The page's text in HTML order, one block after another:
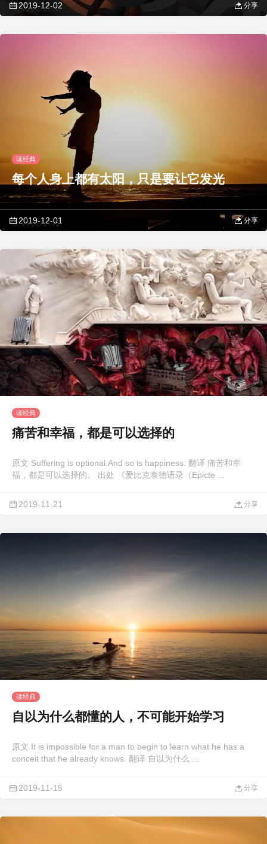
2019-12-02 分享
读经典
每个人身上都有太阳，只是要让它发光
2019-12-01 分享
读经典
痛苦和幸福，都是可以选择的
原文 Suffering is optional.And so is happiness. 翻译 痛苦和幸
福，都是可以选择的。 出处 《爱比克泰德语录（Epicte ...
2019-11-21 分享
读经典
自以为什么都懂的人，不可能开始学习
原文 It is impossible for a man to begin to learn what he has a
conceit that he already knows. 翻译 自以为什么 ...
2019-11-15 分享